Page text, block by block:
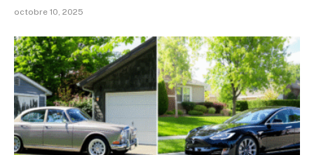
octobre 10, 2025